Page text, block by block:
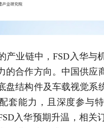
产业链中，FSD入华与
的合作方向。中国供应
盘结构件及车载视觉系
套能力，且深度参与
入华预期升温，相关